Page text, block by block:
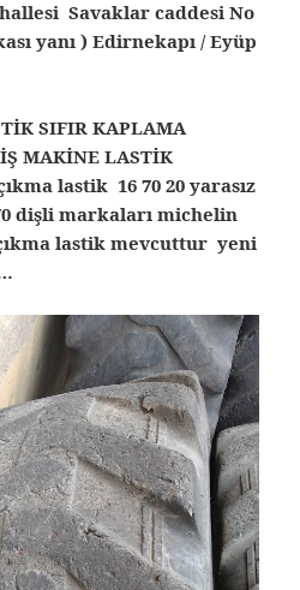
Savaklar caddesi No
yanı ) Edirnekapı / Eyüp
SIFIR KAPLAMA
MAKİNE LASTİK
lastik 16 70 20 yarasız
dişli markaları michelin
lastik mevcuttur yeni